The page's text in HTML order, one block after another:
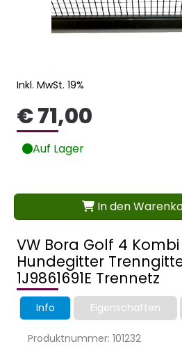
VW Bora Golf 4
Hundegitter
1J9861691E Trennetz
Info Eigenschaften
Produktnummer: 101232
Inkl. MwSt. 19%
€ 71,00
Auf Lager
In den